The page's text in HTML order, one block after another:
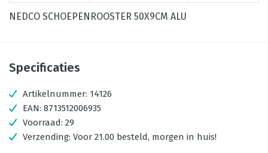
NEDCO SCHOEPENROOSTER 50X9CM ALU
Specificaties
Artikelnummer: 14126
EAN: 8713512006935
Voorraad: 29
Verzending: Voor 21.00 besteld, morgen in huis!